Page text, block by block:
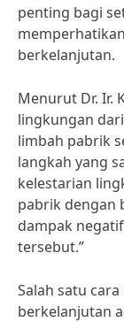
penting bagi
berkelanjutan.
Menurut Dr. Ir.
lingkungan
limbah pabrik
langkah yang
kelestarian
pabrik dengan
dampak
tersebut.”
Salah satu
berkelanjutan